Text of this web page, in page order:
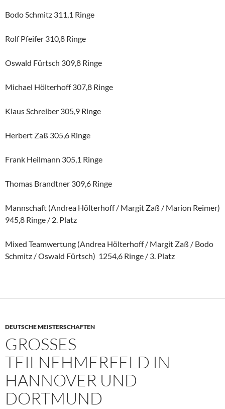
Bodo Schmitz 311,1 Ringe
Rolf Pfeifer 310,8 Ringe
Oswald Fürtsch 309,8 Ringe
Michael Hölterhoff 307,8 Ringe
Klaus Schreiber 305,9 Ringe
Herbert Zaß 305,6 Ringe
Frank Heilmann 305,1 Ringe
Thomas Brandtner 309,6 Ringe
Mannschaft (Andrea Hölterhoff / Margit Zaß / Marion Reimer)
945,8 Ringe / 2. Platz
Mixed Teamwertung (Andrea Hölterhoff / Margit Zaß / Bodo
Schmitz / Oswald Fürtsch) 1254,6 Ringe / 3. Platz
DEUTSCHE MEISTERSCHAFTEN
GROSSES T
EILNEHMERFELD IN H
ANNOVER UND D
ORTMUND